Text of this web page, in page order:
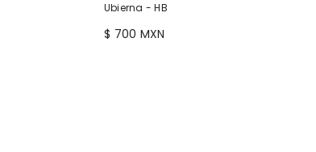
Ubierna - HB
$ 700 MXN